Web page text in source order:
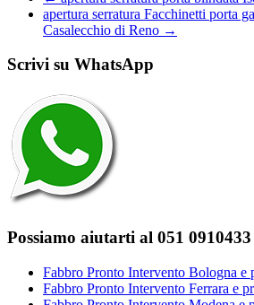
apertura serratura Facchinetti porta
Casalecchio di Reno →
Scrivi su WhatsApp
Possiamo aiutarti al 051
Fabbro Pronto Intervento Bologna e
Fabbro Pronto Intervento Ferrara e